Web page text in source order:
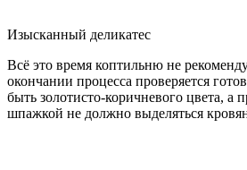
Изысканный деликатес
Всё это время коптильню не
окончании процесса проверяется
быть золотисто-коричневого цвета, а
шпажкой не должно выделяться